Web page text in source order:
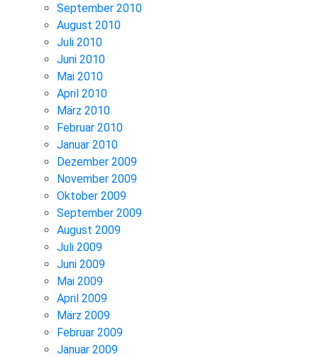
September 2010
August 2010
Juli 2010
Juni 2010
Mai 2010
April 2010
März 2010
Februar 2010
Januar 2010
Dezember 2009
November 2009
Oktober 2009
September 2009
August 2009
Juli 2009
Juni 2009
Mai 2009
April 2009
März 2009
Februar 2009
Januar 2009